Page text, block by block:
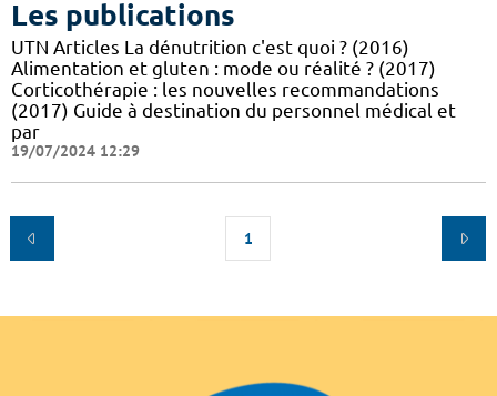
Les publications
UTN Articles La dénutrition c'est quoi ? (2016)
Alimentation et gluten : mode ou réalité ? (2017)
Corticothérapie : les nouvelles recommandations
(2017) Guide à destination du personnel médical et
par
19/07/2024 12:29
1